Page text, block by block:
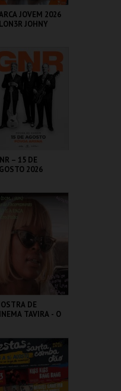
JOVEM 2026
JOHNY
AR LIVRE
MAIS INFO
COMPRAR
– 15 DE
2026
ARENA.
DE
TAVIRA - O
CARMO
MAIS INFO